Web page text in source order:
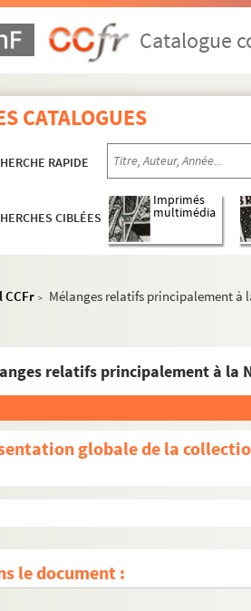
Catalogue
CATALOGUES
RAPIDE
CIBLÉES
Imprimés
multimédia
CCFr > Mélanges relatifs principalement à
relatifs principalement à la
globale de la
le document :